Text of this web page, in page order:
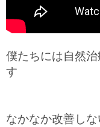
僕たちには自然
す
なかなか改善し